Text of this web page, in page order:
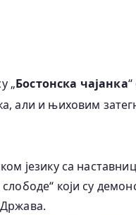
„Бостонска чајанка
али и њиховим
језику са
који су